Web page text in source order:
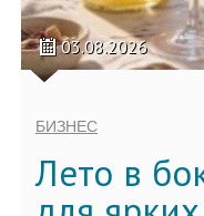
03.08.2026
БИЗНЕС
Лето в